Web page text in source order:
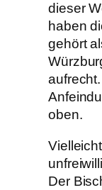
dieser
haben
gehört
oben.
Der